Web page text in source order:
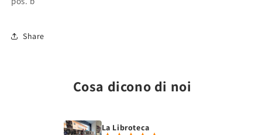
Share
Cosa dicono di noi
La Libroteca